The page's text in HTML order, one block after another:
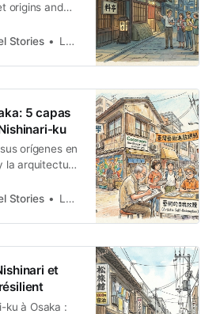
origins and
soul
Stories Lawrence
5 capas
ku
orígenes en
la arquitectura
comida
Stories Lawrence
et
ku à Osaka :